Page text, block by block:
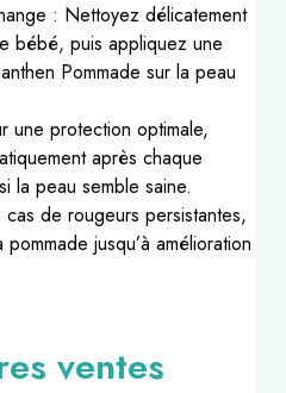
: Nettoyez délicatement
bébé, puis appliquez une
Pommade sur la peau
une protection optimale,
après chaque
la peau semble saine.
de rougeurs persistantes,
jusqu’à amélioration
ventes